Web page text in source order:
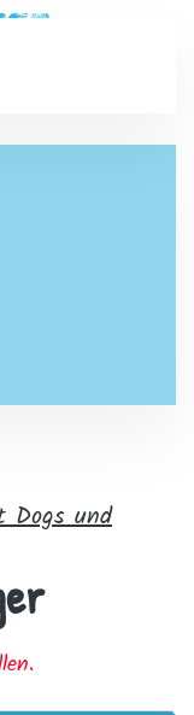
Dogs und